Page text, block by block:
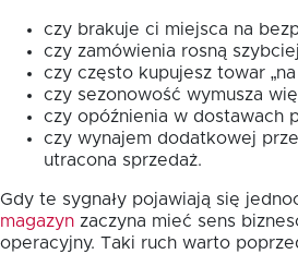
czy brakuje ci miejsca na
czy zamówienia rosną
czy często kupujesz towar
czy sezonowość wymusza
czy opóźnienia w dostawach
czy wynajem dodatkowej
utracona sprzedaż.
Gdy te sygnały pojawiają się
magazyn zaczyna mieć sens
operacyjny. Taki ruch warto